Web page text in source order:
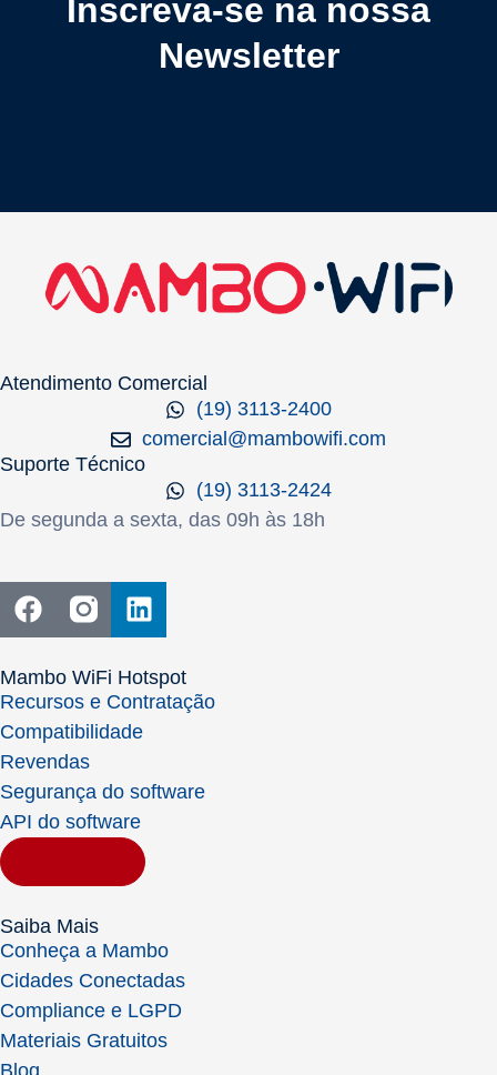
Inscreva-se na nossa
Newsletter
Atendimento Comercial
(19) 3113-2400
comercial@mambowifi.com
Suporte Técnico
(19) 3113-2424
De segunda a sexta, das 09h às 18h
Mambo WiFi Hotspot
Recursos e Contratação
Compatibilidade
Revendas
Segurança do software
API do software
Saiba Mais
Conheça a Mambo
Cidades Conectadas
Compliance e LGPD
Materiais Gratuitos
Blog